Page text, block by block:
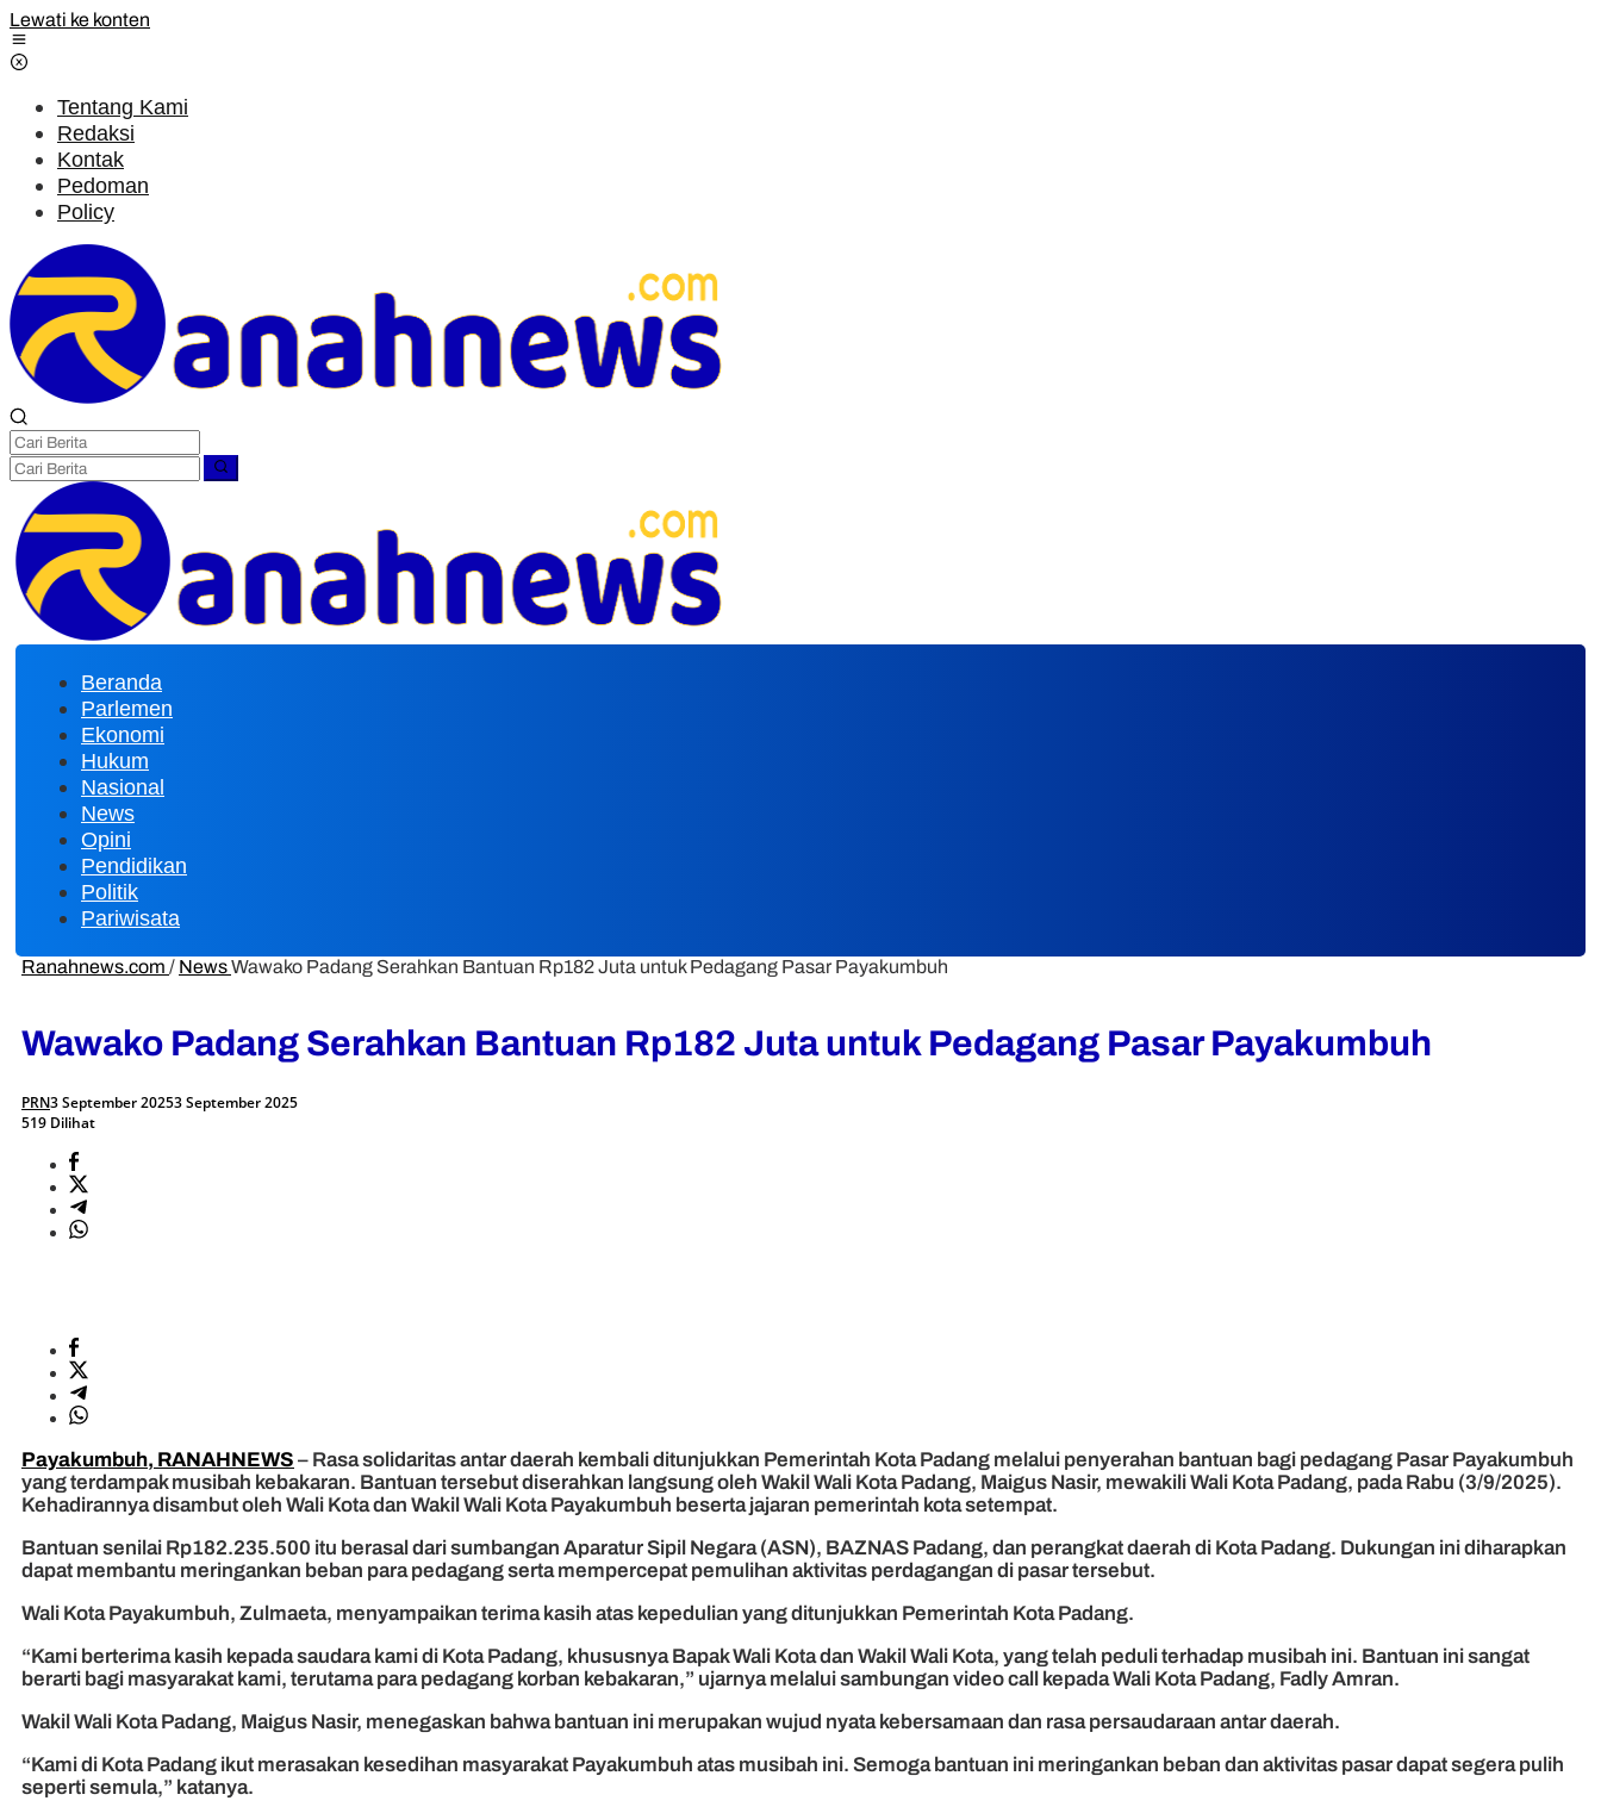
Lewati ke konten
Tentang Kami
Redaksi
Kontak
Pedoman
Policy
Beranda
Parlemen
Ekonomi
Hukum
Nasional
News
Opini
Pendidikan
Politik
Pariwisata
Ranahnews.com / NewsWawako Padang Serahkan Bantuan Rp182 Juta untuk Pedagang Pasar Payakumbuh
Wawako Padang Serahkan Bantuan Rp182 Juta untuk Pedagang Pasar Payakumbuh
PRN3 September 20253 September 2025
519 Dilihat
Payakumbuh, RANAHNEWS – Rasa solidaritas antar daerah kembali ditunjukkan Pemerintah Kota Padang melalui penyerahan bantuan bagi pedagang Pasar Payakumbuh
yang terdampak musibah kebakaran. Bantuan tersebut diserahkan langsung oleh Wakil Wali Kota Padang, Maigus Nasir, mewakili Wali Kota Padang, pada Rabu (3/9/2025).
Kehadirannya disambut oleh Wali Kota dan Wakil Wali Kota Payakumbuh beserta jajaran pemerintah kota setempat.
Bantuan senilai Rp182.235.500 itu berasal dari sumbangan Aparatur Sipil Negara (ASN), BAZNAS Padang, dan perangkat daerah di Kota Padang. Dukungan ini diharapkan
dapat membantu meringankan beban para pedagang serta mempercepat pemulihan aktivitas perdagangan di pasar tersebut.
Wali Kota Payakumbuh, Zulmaeta, menyampaikan terima kasih atas kepedulian yang ditunjukkan Pemerintah Kota Padang.
“Kami berterima kasih kepada saudara kami di Kota Padang, khususnya Bapak Wali Kota dan Wakil Wali Kota, yang telah peduli terhadap musibah ini. Bantuan ini sangat
berarti bagi masyarakat kami, terutama para pedagang korban kebakaran,” ujarnya melalui sambungan video call kepada Wali Kota Padang, Fadly Amran.
Wakil Wali Kota Padang, Maigus Nasir, menegaskan bahwa bantuan ini merupakan wujud nyata kebersamaan dan rasa persaudaraan antar daerah.
“Kami di Kota Padang ikut merasakan kesedihan masyarakat Payakumbuh atas musibah ini. Semoga bantuan ini meringankan beban dan aktivitas pasar dapat segera pulih
seperti semula,” katanya.